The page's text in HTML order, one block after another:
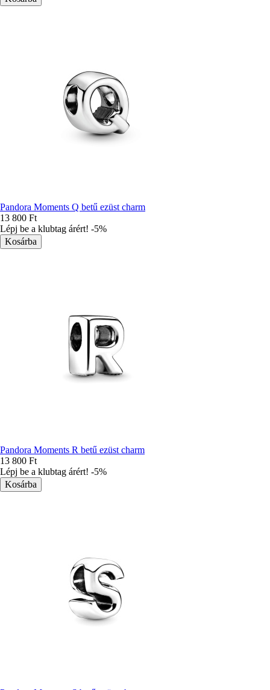
Pandora Moments Q betű ezüst charm
13 800 Ft
Lépj be a klubtag árért! -5%
Pandora Moments R betű ezüst charm
13 800 Ft
Lépj be a klubtag árért! -5%